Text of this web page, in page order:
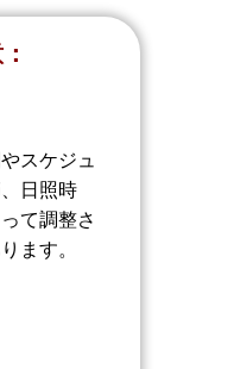
スケジュ
日照時
て調整さ
ます。